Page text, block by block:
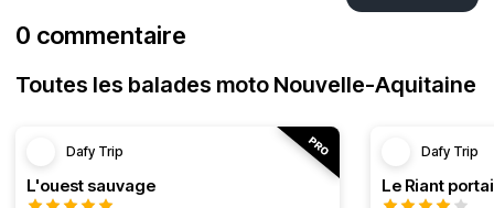
0 commentaire
Toutes les balades moto Nouvelle-Aquitaine
Dafy Trip
L'ouest sauvage
Dafy Trip
Le Riant